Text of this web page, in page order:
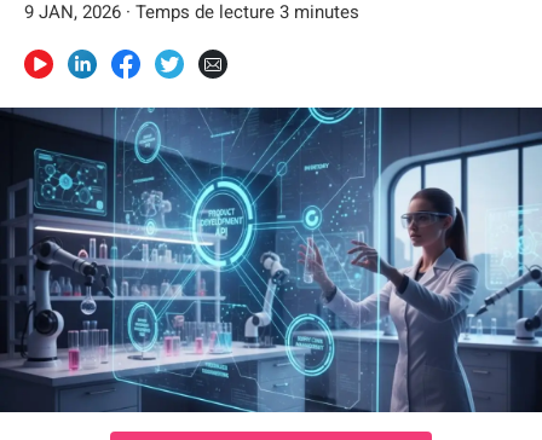
9 JAN, 2026 · Temps de lecture 3 minutes